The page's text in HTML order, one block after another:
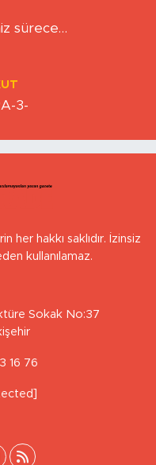
sürece…
3-
her hakkı saklıdır. İzinsiz
kullanılamaz.
Sokak No:37
16 76